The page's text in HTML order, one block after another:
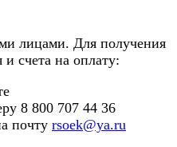
лицами. Для получения
счета на оплату:
8 800 707 44 36
почту rsoek@ya.ru